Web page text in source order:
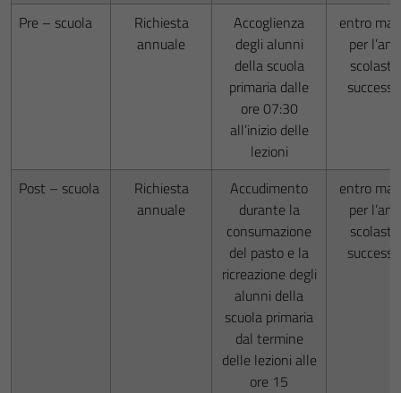
Pre – scuola
Richiesta
annuale
Accoglienza
degli alunni
della scuola
primaria dalle
ore 07:30
all’inizio delle
lezioni
entro
per
Post – scuola
Richiesta
annuale
Accudimento
durante la
consumazione
del pasto e la
ricreazione degli
alunni della
scuola primaria
dal termine
delle lezioni alle
ore 15
entro
per